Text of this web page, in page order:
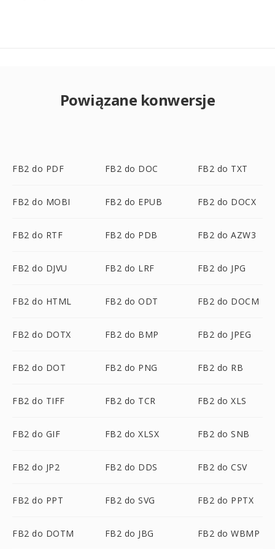
Powiązane konwersje
FB2 do PDF FB2 do DOC FB2 do TXT
FB2 do MOBI FB2 do EPUB FB2 do DOCX
FB2 do RTF FB2 do PDB FB2 do AZW3
FB2 do DJVU FB2 do LRF FB2 do JPG
FB2 do HTML FB2 do ODT FB2 do DOCM
FB2 do DOTX FB2 do BMP FB2 do JPEG
FB2 do DOT FB2 do PNG FB2 do RB
FB2 do TIFF FB2 do TCR FB2 do XLS
FB2 do GIF FB2 do XLSX FB2 do SNB
FB2 do JP2 FB2 do DDS FB2 do CSV
FB2 do PPT FB2 do SVG FB2 do PPTX
FB2 do DOTM FB2 do JBG FB2 do WBMP